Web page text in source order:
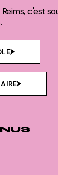
c'est